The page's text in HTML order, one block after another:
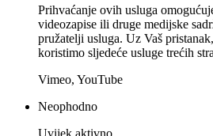
Prihvaćanje ovih usluga
videozapise ili druge medijske
pružatelji usluga. Uz Vaš
koristimo sljedeće usluge trećih
Vimeo, YouTube
Neophodno